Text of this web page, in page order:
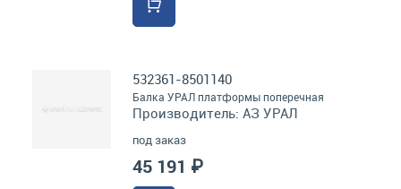
532361-8501140
Балка УРАЛ платформы поперечная
Производитель: АЗ УРАЛ
под заказ
45 191 ₽